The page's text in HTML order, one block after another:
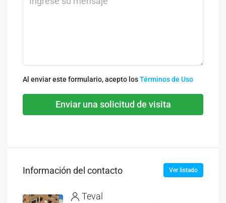
Al enviar este formulario, acepto losTérminos de Uso
Enviar una solicitud de visita
Información del contacto Ver listado
Teval